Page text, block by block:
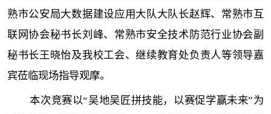
熟市公安局大数据建设应用大队大队长赵辉、常熟市互
联网协会秘书长刘峰、常熟市安全技术防范行业协会副
秘书长王晓怡及我校工会、继续教育处负责人等领导嘉
宾莅临现场指导观摩。
本次竞赛以“吴地吴匠拼技能，以赛促学赢未来”为